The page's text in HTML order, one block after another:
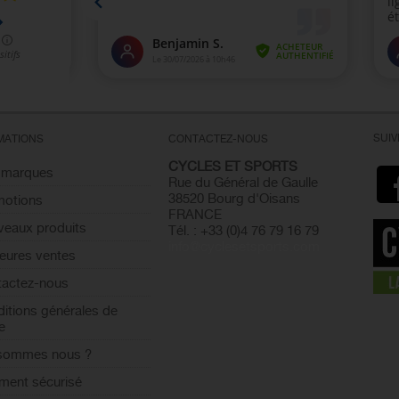
produits
ventes
nous
générales de
nous ?
sécurisé
CONTACTEZ-NOUS
CYCLES ET SPORTS
Rue du Général de Gaulle
38520 Bourg d'Oisans
FRANCE
Tél. : +33 (0)4 76 79 16 79